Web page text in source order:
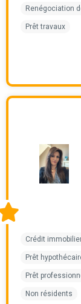
Renégociation
Prêt travaux
Crédit
Prêt
Prêt
Non résidents